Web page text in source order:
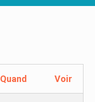
Quand Voir